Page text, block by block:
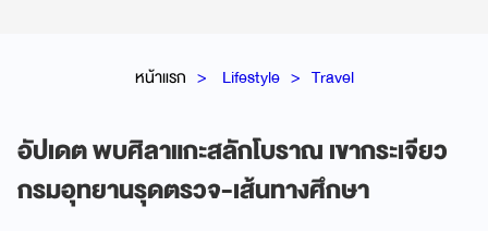
หน้าแรก Lifestyle Travel
อัปเดต พบศิลาแกะสลักโบราณ เขากระเจียว
กรมอุทยานรุดตรวจ-เส้นทางศึกษา